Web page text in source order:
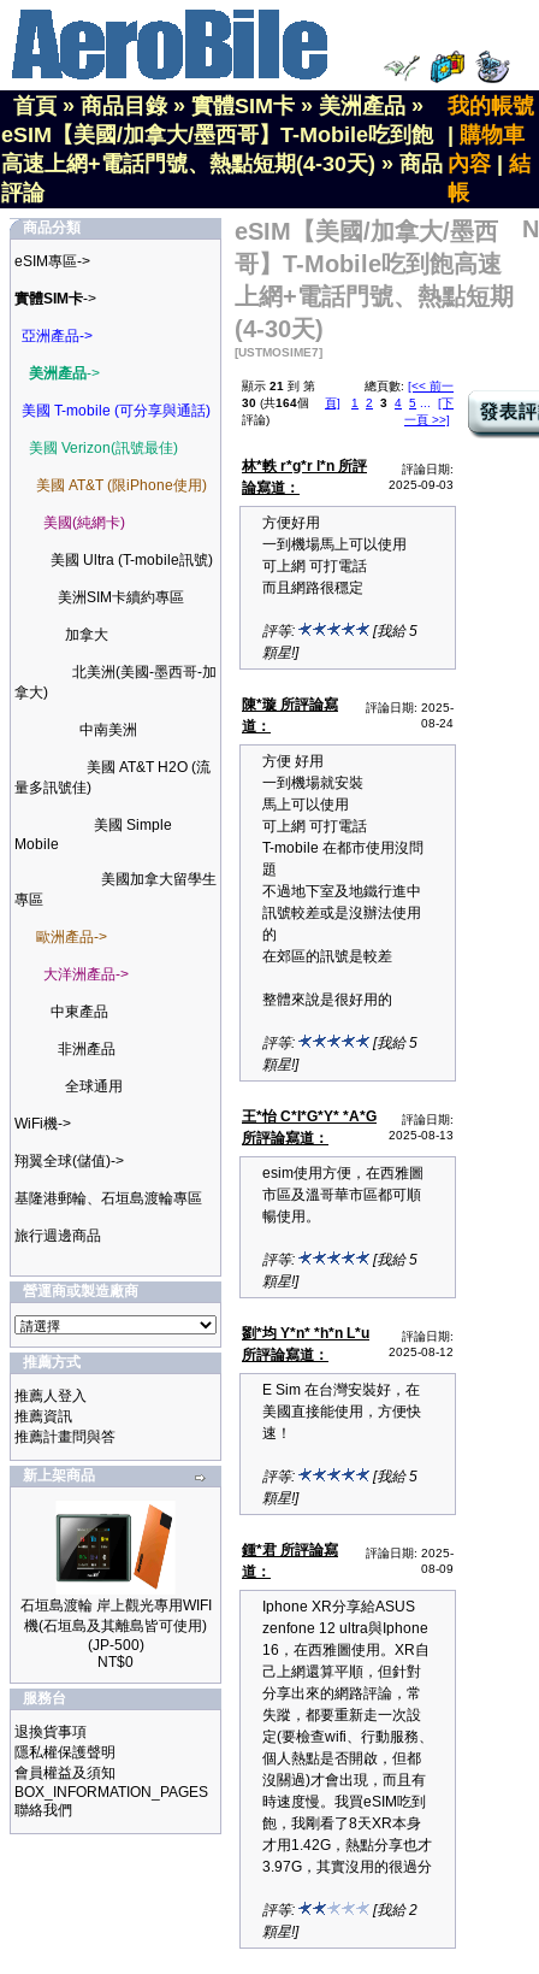
首頁 » 商品目錄» 實體SIM卡 » 美洲產品 »
eSIM【美國/加拿大/墨西哥】T-Mobile吃到飽
高速上網+電話門號、熱點短期(4-30天) » 商品
評論
我的帳號
購物車
內容
結
帳
商品分類
eSIM專區->
實體SIM卡->
亞洲產品->
美洲產品->
美國 T-mobile (可分享與通話)
美國 Verizon(訊號最佳)
美國 AT&T (限iPhone使用)
美國(純網卡)
美國 Ultra (T-mobile訊號)
美洲SIM卡續約專區
加拿大
北美洲(美國-墨西哥-加
拿大)
中南美洲
美國 AT&T H2O (流
量多訊號佳)
美國 Simple
Mobile
美國加拿大留學生
專區
歐洲產品->
大洋洲產品->
中東產品
非洲產品
全球通用
WiFi機->
翔翼全球(儲值)->
基隆港郵輪、石垣島渡輪專區
旅行週邊商品
營運商或製造廠商
推薦方式
推薦人登入
推薦資訊
推薦計畫問與答
新上架商品
石垣島渡輪 岸上觀光專用WIFI
機(石垣島及其離島皆可使用)
(JP-500)
NT$0
服務台
退換貨事項
隱私權保護聲明
會員權益及須知
BOX_INFORMATION_PAGES
聯絡我們
eSIM【美國/加拿大/墨西
哥】T-Mobile吃到飽高速
上網+電話門號、熱點短期
(4-30天)
[USTMOSIME7]
顯示 21 到 第
30 (共164個
評論)
總頁數: [<< 前一
頁]
1 2 3 4 5
[下
一頁 >>]
林*軼 r*g*r l*n 所評
論寫道：
評論日期:
2025-09-03
方便好用
一到機場馬上可以使用
可上網 可打電話
而且網路很穩定
評等:
[我給 5
顆星!]
陳*璇 所評論寫
道：
評論日期: 2025-
08-24
方便 好用
一到機場就安裝
馬上可以使用
可上網 可打電話
T-mobile 在都市使用沒問
題
不過地下室及地鐵行進中
訊號較差或是沒辦法使用
的
在郊區的訊號是較差
整體來說是很好用的
評等:
[我給 5
顆星!]
王*怡 C*I*G*Y* *A*G
所評論寫道：
評論日期:
2025-08-13
esim使用方便，在西雅圖
市區及溫哥華市區都可順
暢使用。
評等:
[我給 5
顆星!]
劉*均 Y*n* *h*n L*u
所評論寫道：
評論日期:
2025-08-12
E Sim 在台灣安裝好，在
美國直接能使用，方便快
速！
評等:
[我給 5
顆星!]
鍾*君 所評論寫
道：
評論日期: 2025-
08-09
Iphone XR分享給ASUS
zenfone 12 ultra與Iphone
16，在西雅圖使用。XR自
己上網還算平順，但針對
分享出來的網路評論，常
失蹤，都要重新走一次設
定(要檢查wifi、行動服務、
個人熱點是否開啟，但都
沒關過)才會出現，而且有
時速度慢。我買eSIM吃到
飽，我剛看了8天XR本身
才用1.42G，熱點分享也才
3.97G，其實沒用的很過分
評等:
[我給 2
顆星!]